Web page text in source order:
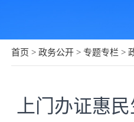
首页 > 政务公开 > 专题专栏 >
上门办证惠